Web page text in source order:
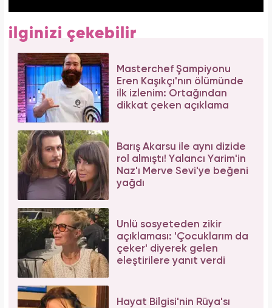
ilginizi çekebilir
Masterchef Şampiyonu
Eren Kaşıkçı'nın ölümünde
ilk izlenim: Ortağından
dikkat çeken açıklama
Barış Akarsu ile aynı dizide
rol almıştı! Yalancı Yarim'in
Naz'ı Merve Sevi'ye beğeni
yağdı
Ünlü sosyeteden zikir
açıklaması: 'Çocuklarım da
çeker' diyerek gelen
eleştirilere yanıt verdi
Hayat Bilgisi'nin Rüya'sı